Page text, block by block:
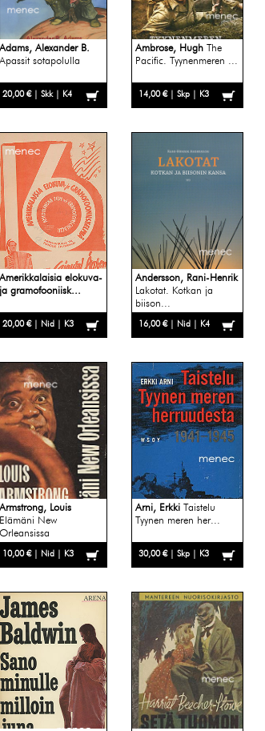
Adams, Alexander B.
Apassit sotapolulla
20,00 € | Skk | K4
Ambrose, Hugh The
Pacific. Tyynenmeren ...
14,00 € | Skp | K3
Amerikkalaisia elokuva-
ja gramofooniisk...
20,00 € | Nid | K3
Andersson, Rani-Henrik
Lakotat. Kotkan ja
biison...
16,00 € | Nid | K4
Armstrong, Louis
Elämäni New
Orleansissa
10,00 € | Nid | K3
Arni, Erkki Taistelu
Tyynen meren her...
30,00 € | Skp | K3